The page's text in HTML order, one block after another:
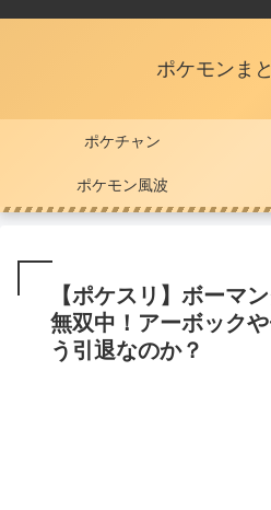
ポケモンま
ポケチャン
ポケモン風波
【ポケスリ】ボーマ
無双中！アーボック
う引退なのか？